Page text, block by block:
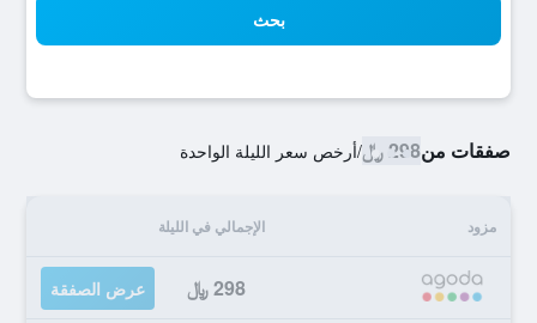
بحث
صفقات من298 ﷼ /أرخص سعر الليلة الواحدة
مزود الإجمالي في الليلة
298 ﷼ عرض الصفقة